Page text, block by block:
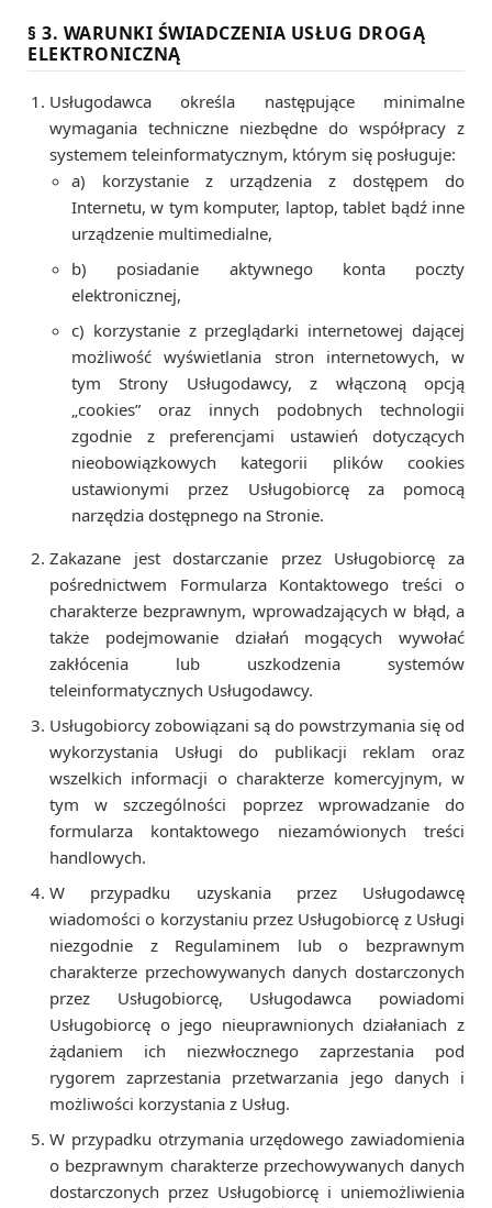
§ 3. WARUNKI ŚWIADCZENIA USŁUG DROGĄ
ELEKTRONICZNĄ
Usługodawca określa następujące minimalne
wymagania techniczne niezbędne do współpracy z
systemem teleinformatycznym, którym się posługuje:
a) korzystanie z urządzenia z dostępem do
Internetu, w tym komputer, laptop, tablet bądź inne
urządzenie multimedialne,
b) posiadanie aktywnego konta poczty
elektronicznej,
c) korzystanie z przeglądarki internetowej dającej
możliwość wyświetlania stron internetowych, w
tym Strony Usługodawcy, z włączoną opcją
„cookies” oraz innych podobnych technologii
zgodnie z preferencjami ustawień dotyczących
nieobowiązkowych kategorii plików cookies
ustawionymi przez Usługobiorcę za pomocą
narzędzia dostępnego na Stronie.
Zakazane jest dostarczanie przez Usługobiorcę za
pośrednictwem Formularza Kontaktowego treści o
charakterze bezprawnym, wprowadzających w błąd, a
także podejmowanie działań mogących wywołać
zakłócenia lub uszkodzenia systemów
teleinformatycznych Usługodawcy.
Usługobiorcy zobowiązani są do powstrzymania się od
wykorzystania Usługi do publikacji reklam oraz
wszelkich informacji o charakterze komercyjnym, w
tym w szczególności poprzez wprowadzanie do
formularza kontaktowego niezamówionych treści
handlowych.
W przypadku uzyskania przez Usługodawcę
wiadomości o korzystaniu przez Usługobiorcę z Usługi
niezgodnie z Regulaminem lub o bezprawnym
charakterze przechowywanych danych dostarczonych
przez Usługobiorcę, Usługodawca powiadomi
Usługobiorcę o jego nieuprawnionych działaniach z
żądaniem ich niezwłocznego zaprzestania pod
rygorem zaprzestania przetwarzania jego danych i
możliwości korzystania z Usług.
W przypadku otrzymania urzędowego zawiadomienia
o bezprawnym charakterze przechowywanych danych
dostarczonych przez Usługobiorcę i uniemożliwienia